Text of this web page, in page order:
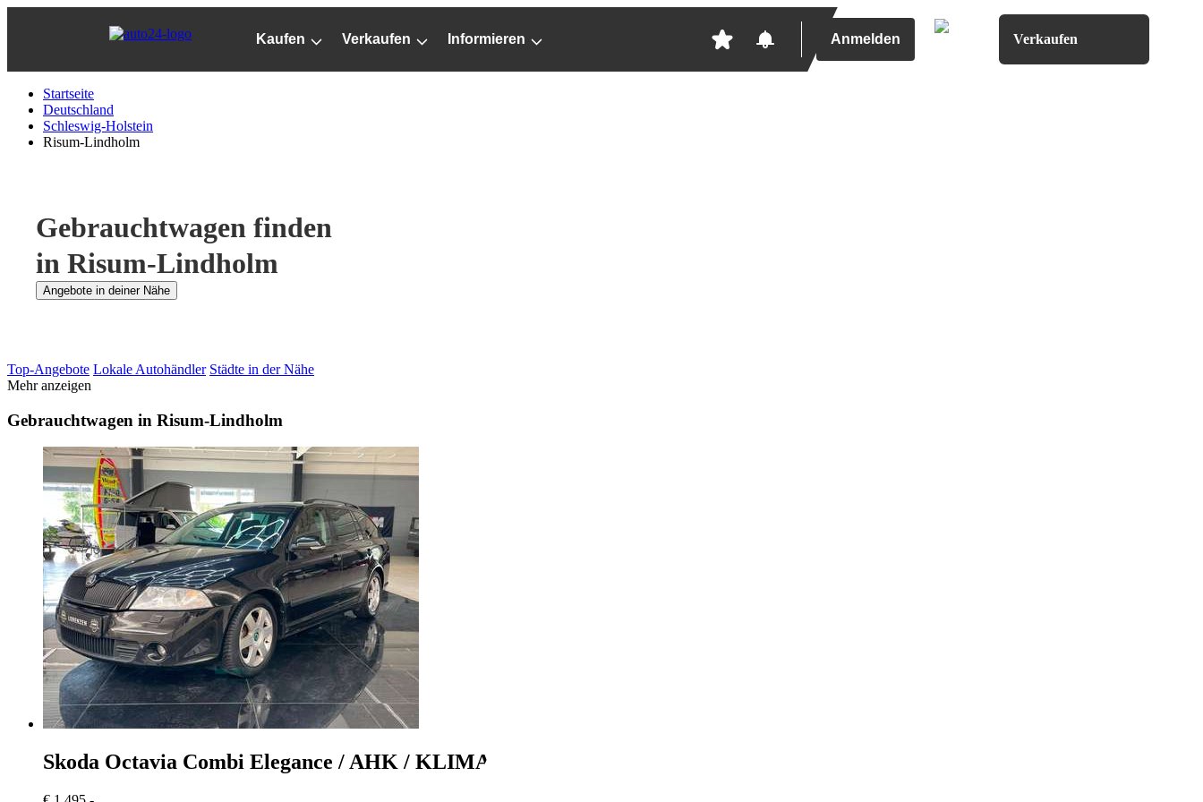
Kaufen Verkaufen Informieren Anmelden Verkaufen
Startseite
Deutschland
Schleswig-Holstein
Risum-Lindholm
Gebrauchtwagen finden
in Risum-Lindholm
Angebote in deiner Nähe
Top-Angebote Lokale Autohändler Städte in der Nähe
Mehr anzeigen
Gebrauchtwagen in Risum-Lindholm
Skoda Octavia Combi Elegance / AHK / KLIMA / Bluetooth